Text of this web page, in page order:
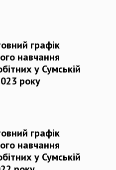
графік
навчання
у Сумській
року
графік
навчання
у Сумській